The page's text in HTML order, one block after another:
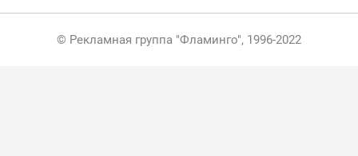
© Рекламная группа "Фламинго", 1996-2022